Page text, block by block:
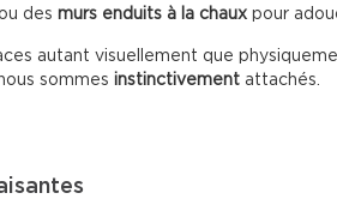
ou des murs enduits à la chaux pour
autant visuellement que
sommes instinctivement attachés.